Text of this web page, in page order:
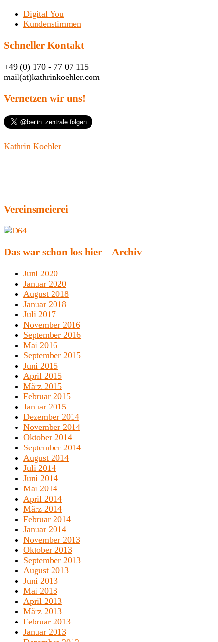
Digital You
Kundenstimmen
Schneller Kontakt
+49 (0) 170 - 77 07 115
mail(at)kathrinkoehler.com
Vernetzen wir uns!
Kathrin Koehler
Vereinsmeierei
Das war schon los hier – Archiv
Juni 2020
Januar 2020
August 2018
Januar 2018
Juli 2017
November 2016
September 2016
Mai 2016
September 2015
Juni 2015
April 2015
März 2015
Februar 2015
Januar 2015
Dezember 2014
November 2014
Oktober 2014
September 2014
August 2014
Juli 2014
Juni 2014
Mai 2014
April 2014
März 2014
Februar 2014
Januar 2014
November 2013
Oktober 2013
September 2013
August 2013
Juni 2013
Mai 2013
April 2013
März 2013
Februar 2013
Januar 2013